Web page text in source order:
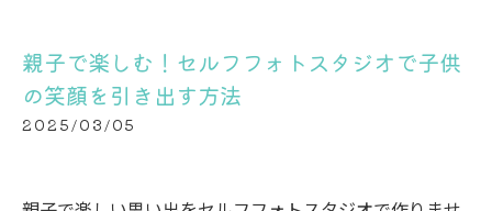
親子で楽しむ！セルフフォトスタジオで子供
の笑顔を引き出す方法
2025/03/05